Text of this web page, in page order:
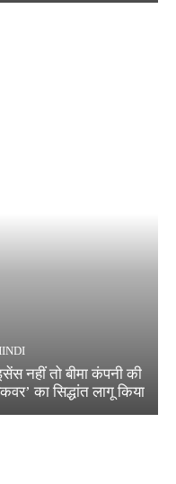
नहीं तो बीमा कंपनी की
का सिद्धांत लागू किया